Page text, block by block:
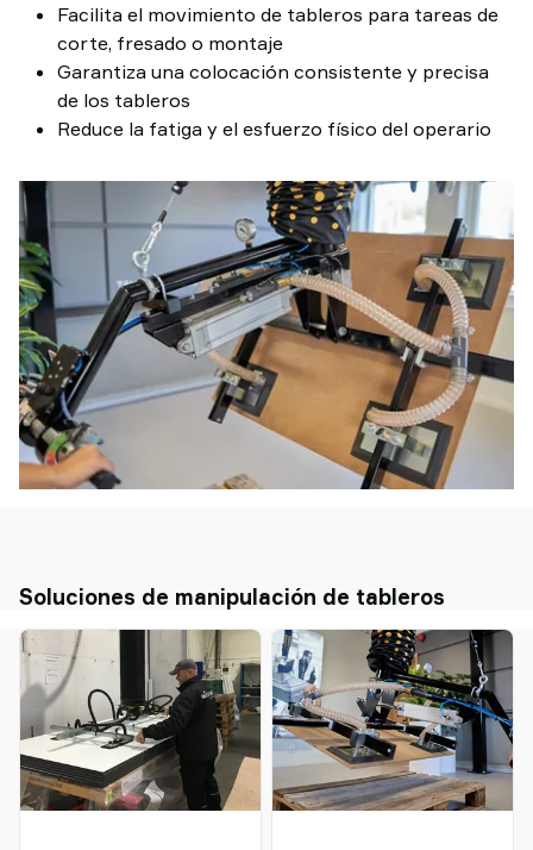
Facilita el movimiento de tableros para tareas de
corte, fresado o montaje
Garantiza una colocación consistente y precisa
de los tableros
Reduce la fatiga y el esfuerzo físico del operario
Soluciones de manipulación de tableros